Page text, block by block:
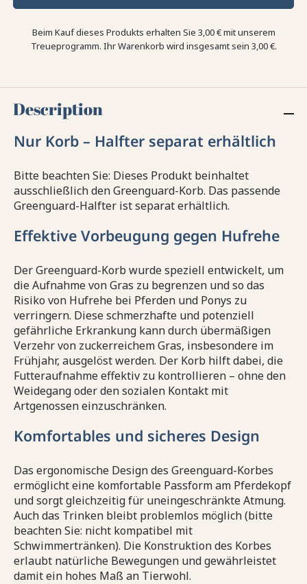
Beim Kauf dieses Produkts erhalten Sie 3,00 €mit unserem
Treueprogramm. Ihr Warenkorb wird insgesamt sein 3,00 €.
Description
Nur Korb – Halfter separat erhältlich
Bitte beachten Sie: Dieses Produkt beinhaltet
ausschließlich den Greenguard-Korb. Das passende
Greenguard-Halfter ist separat erhältlich.
Effektive Vorbeugung gegen Hufrehe
Der Greenguard-Korb wurde speziell entwickelt, um
die Aufnahme von Gras zu begrenzen und so das
Risiko von Hufrehe bei Pferden und Ponys zu
verringern. Diese schmerzhafte und potenziell
gefährliche Erkrankung kann durch übermäßigen
Verzehr von zuckerreichem Gras, insbesondere im
Frühjahr, ausgelöst werden. Der Korb hilft dabei, die
Futteraufnahme effektiv zu kontrollieren – ohne den
Weidegang oder den sozialen Kontakt mit
Artgenossen einzuschränken.
Komfortables und sicheres Design
Das ergonomische Design des Greenguard-Korbes
ermöglicht eine komfortable Passform am Pferdekopf
und sorgt gleichzeitig für uneingeschränkte Atmung.
Auch das Trinken bleibt problemlos möglich (bitte
beachten Sie: nicht kompatibel mit
Schwimmertränken). Die Konstruktion des Korbes
erlaubt natürliche Bewegungen und gewährleistet
damit ein hohes Maß an Tierwohl.